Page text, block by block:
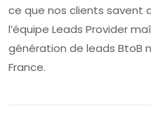
ce que nos clients savent
l’équipe Leads Provider
génération de leads BtoB
France.